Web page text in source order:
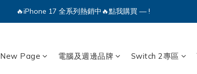
🔥iPhone 17 全系列熱銷中🔥點我購買 — !
💕加入Q哥 Line 新好友領優惠券！🎫
New Page 電腦及週邊品牌 Switch 2專區